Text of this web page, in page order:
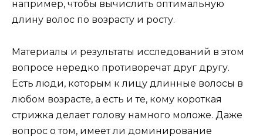
например, чтобы вычислить оптимальную
длину волос по возрасту и росту.
Материалы и результаты исследований в этом
вопросе нередко противоречат друг другу.
Есть люди, которым к лицу длинные волосы в
любом возрасте, а есть и те, кому короткая
стрижка делает голову намного моложе. Даже
вопрос о том, имеет ли доминирование